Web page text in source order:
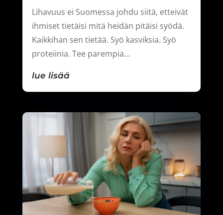
Lihavuus ei Suomessa johdu siitä, etteivät
ihmiset tietäisi mitä heidän pitäisi syödä.
Kaikkihan sen tietää. Syö kasviksia. Syö
proteiinia. Tee parempia...
lue lisää